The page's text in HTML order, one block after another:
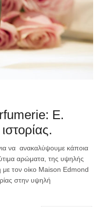
E.
να ανακαλύψουμε κάποια
αρώματα, της υψηλής
τον οίκο Maison Edmond
στην υψηλή